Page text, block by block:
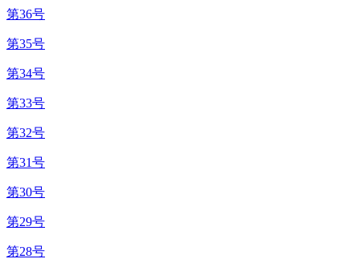
第36号
第35号
第34号
第33号
第32号
第31号
第30号
第29号
第28号